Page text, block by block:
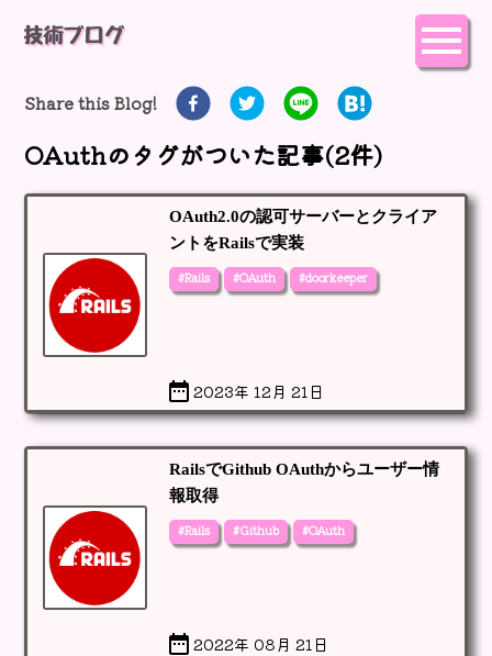
Share this Blog!
OAuthのタグがついた記事(2件)
OAuth2.0の認可サーバーとクライア
ントをRailsで実装
#Rails #OAuth #doorkeeper
2023年 12月 21日
RailsでGithub OAuthからユーザー情
報取得
#Rails #Github #OAuth
2022年 08月 21日